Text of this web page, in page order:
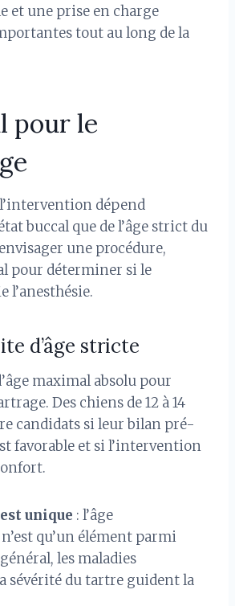
et une prise en charge
tout au long de la
pour le
dépend
buccal que de l’âge strict du
une procédure,
pour déterminer si le
l’anesthésie.
d’âge stricte
maximal absolu pour
Des chiens de 12 à 14
candidats si leur bilan pré-
favorable et si l’intervention
unique : l’âge
qu’un élément parmi
général, les maladies
sévérité du tartre guident la